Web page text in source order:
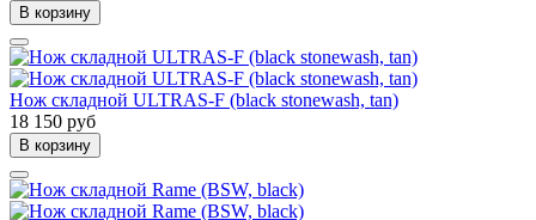
В корзину
Нож складной ULTRAS-F (black stonewash, tan)
18 150 руб
В корзину